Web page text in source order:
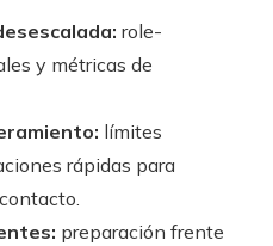
role-
y métricas de
límites
rápidas para
preparación frente